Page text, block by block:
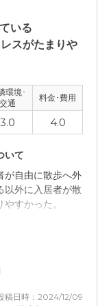
いる
スがたまりや
環境･
交通
料金･費用
3.0 4.0
いて
が自由に散歩へ外
以外に入居者が散
すかった。
通常より安価に
いる病院も近
えた。
稿日時：2024/12/09